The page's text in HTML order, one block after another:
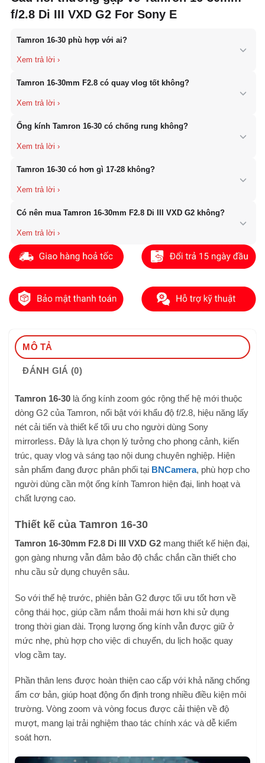
f/2.8 Di III VXD G2 For Sony E
Tamron 16-30 phù hợp với ai?
Tamron 16-30mm F2.8 có quay vlog tốt không?
Tamron 16-30mm F2.8 có quay vlog tốt không?
Ống kính Tamron 16-30 có chống rung không?
Tamron 16-30 có hơn gì 17-28 không?
Có nên mua Tamron 16-30mm F2.8 Di III VXD G2 không?
Nếu bạn cần lens góc rộng hiện đại, đa dụng thì đây là lựa chọn
rất đáng mua.
MÔ TẢ
ĐÁNH GIÁ (0)
Tamron 16-30 là ống kính zoom góc rộng thế hệ mới thuộc
dòng G2 của Tamron, nổi bật với khẩu độ f/2.8, hiệu năng lấy
nét cải tiến và thiết kế tối ưu cho người dùng Sony
mirrorless. Đây là lựa chọn lý tưởng cho phong cảnh, kiến
trúc, quay vlog và sáng tạo nội dung chuyên nghiệp. Hiện
sản phẩm đang được phân phối tại BNCamera, phù hợp cho
người dùng cần một ống kính Tamron hiện đại, linh hoạt và
chất lượng cao.
Thiết kế của Tamron 16-30
Tamron 16-30mm F2.8 Di III VXD G2 mang thiết kế hiện đại,
gọn gàng nhưng vẫn đảm bảo độ chắc chắn cần thiết cho
nhu cầu sử dụng chuyên sâu.
So với thế hệ trước, phiên bản G2 được tối ưu tốt hơn về
công thái học, giúp cầm nắm thoải mái hơn khi sử dụng
trong thời gian dài. Trọng lượng ống kính vẫn được giữ ở
mức nhẹ, phù hợp cho việc di chuyển, du lịch hoặc quay
vlog cầm tay.
Phần thân lens được hoàn thiện cao cấp với khả năng chống
ẩm cơ bản, giúp hoạt động ổn định trong nhiều điều kiện môi
trường. Vòng zoom và vòng focus được cải thiện về độ
mượt, mang lại trải nghiệm thao tác chính xác và dễ kiểm
soát hơn.